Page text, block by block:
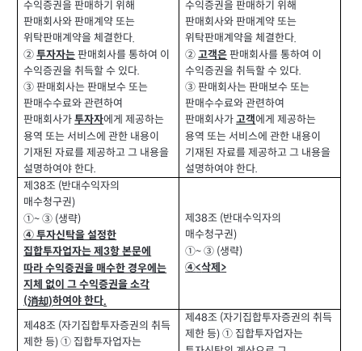
수익증권을 판매하기 위해
판매회사와 판매계약 또는
위탁판매계약을 체결한다.
②투자자는판매회사를 통하여 이
수익증권을 취득할 수 있다.
③ 판매회사는 판매보수 또는
판매수수료와 관련하여
판매회사가투자자에게 제공하는
용역 또는 서비스에 관한 내용이
기재된 자료를 제공하고 그 내용을
설명하여야 한다.
수익증권을 판매하기 위해
판매회사와 판매계약 또는
위탁판매계약을 체결한다.
②고객은판매회사를 통하여 이
수익증권을 취득할 수 있다.
③ 판매회사는 판매보수 또는
판매수수료와 관련하여
판매회사가고객에게 제공하는
용역 또는 서비스에 관한 내용이
기재된 자료를 제공하고 그 내용을
설명하여야 한다.
제38조 (반대수익자의
매수청구권)
①~③ (생략)
④ 투자신탁을 설정한
집합투자업자는 제3항 본문에
따라 수익증권을 매수한 경우에는
지체 없이 그 수익증권을 소각
(消却)하여야 한다.
제38조 (반대수익자의
매수청구권)
①~③ (생략)
④<삭제 >
제48조 (자기집합투자증권의 취득
제한 등)① 집합투자업자는
제48조 (자기집합투자증권의 취득
제한 등)① 집합투자업자는